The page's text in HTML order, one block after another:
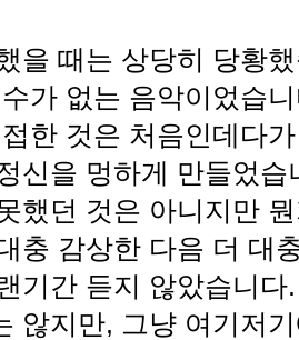
을 때는 상당히 당황
가 없는 음악이었습
한 것은 처음인데다
신을 멍하게 만들었
했던 것은 아니지만
충 감상한 다음 더 대
기간 듣지 않았습니
않지만, 그냥 여기저